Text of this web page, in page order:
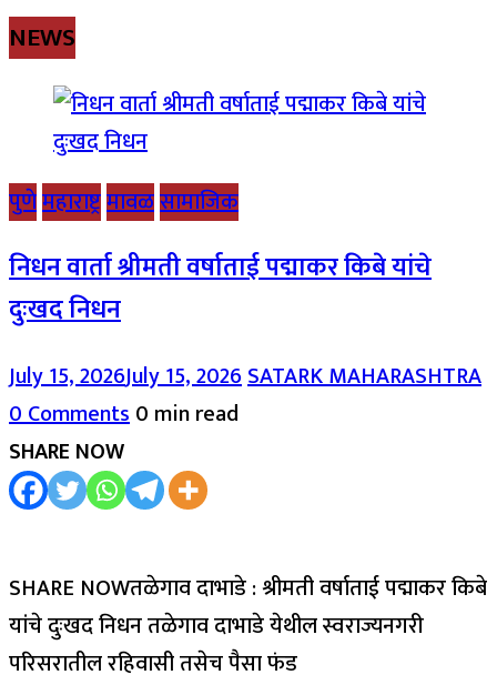
NEWS
पुणेमहाराष्ट्रमावळसामाजिक
निधन वार्ता श्रीमती वर्षाताई पद्माकर किबे यांचे
दुःखद निधन
July 15, 2026July 15, 2026SATARK MAHARASHTRA
0 Comments0 min read
SHARE NOW
SHARE NOWतळेगाव दाभाडे : श्रीमती वर्षाताई पद्माकर किबे
यांचे दुःखद निधन तळेगाव दाभाडे येथील स्वराज्यनगरी
परिसरातील रहिवासी तसेच पैसा फंड